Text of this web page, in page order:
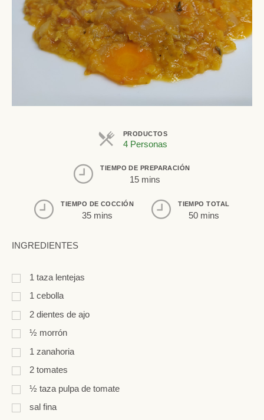
PRODUCTOS
4 Personas
TIEMPO DE PREPARACIÓN
15 mins
TIEMPO DE COCCIÓN
35 mins
TIEMPO TOTAL
50 mins
INGREDIENTES
1 taza lentejas
1 cebolla
2 dientes de ajo
½ morrón
1 zanahoria
2 tomates
½ taza pulpa de tomate
sal fina